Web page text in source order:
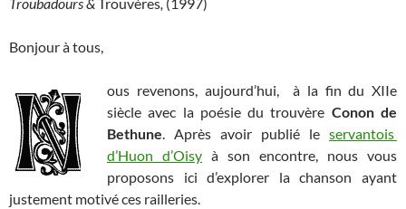
Bonjour à tous,
ous revenons, aujourd’hui, à la fin du XIIe
siècle avec la poésie du trouvère Conon de
Bethune. Après avoir publié le servantois
d’Huon d’Oisy à son encontre, nous vous
proposons ici d’explorer la chanson ayant
justement motivé ces railleries.